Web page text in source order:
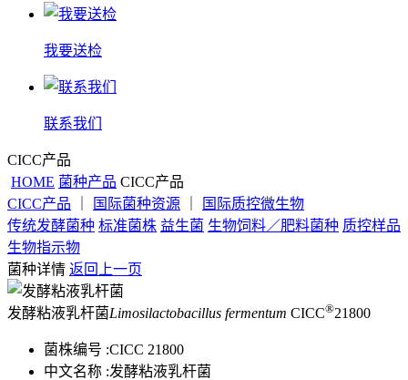
我要送检
联系我们
CICC产品
HOME 菌种产品 CICC产品
CICC产品
国际菌种资源
国际质控微生物
传统发酵菌种 标准菌株 益生菌 生物饲料／肥料菌种 质控样品
生物指示物
菌种详情 返回上一页
发酵粘液乳杆菌Limosilactobacillus fermentum CICC®21800
菌株编号 :CICC 21800
中文名称 :发酵粘液乳杆菌